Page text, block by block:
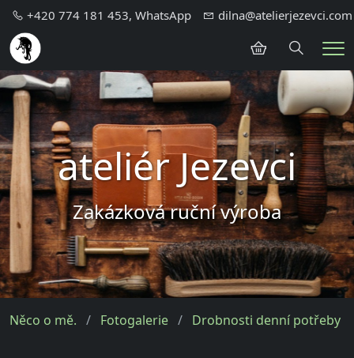
+420 774 181 453, WhatsApp dilna@atelierjezevci.com
Hledání
ateliér Jezevci
Zakázková ruční výroba
Něco o mě. Fotogalerie Drobnosti denní potřeby